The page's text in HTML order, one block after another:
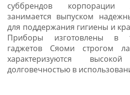
суббрендов корпорации
занимается выпуском
для поддержания гигиены и
Приборы изготовлены в
гаджетов Сяоми строгом
характеризуются
долговечностью в